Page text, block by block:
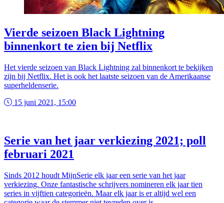
Vierde seizoen Black Lightning
binnenkort te zien bij Netflix
Het vierde seizoen van Black Lightning zal binnenkort te bekijken
zijn bij Netflix. Het is ook het laatste seizoen van de Amerikaanse
superheldenserie.
15 juni 2021, 15:00
Serie van het jaar verkiezing 2021; poll
februari 2021
Sinds 2012 houdt MijnSerie elk jaar een serie van het jaar
verkiezing. Onze fantastische schrijvers nomineren elk jaar tien
series in vijftien categorieën. Maar elk jaar is er altijd wel een